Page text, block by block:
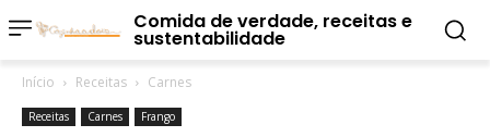
Comida de verdade, receitas e
sustentabilidade
Início Receitas Carnes
Receitas Carnes Frango